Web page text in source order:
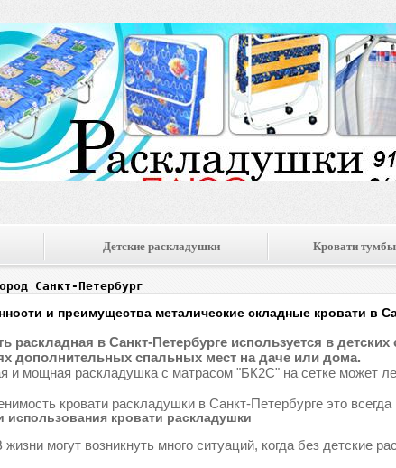
Детские раскладушки Кровати тумбы
Санкт-Петербург
и преимущества металические складные кровати в
раскладная в Санкт-Петербурге используется в
дополнительных спальных мест на даче или дома.
и мощная раскладушка с матрасом "БК2С" на сетке может
кровати раскладушки в Санкт-Петербурге это
использования кровати раскладушки
жизни могут возникнуть много ситуаций, когда без детские